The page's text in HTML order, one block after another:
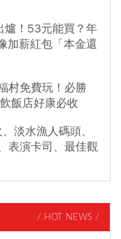
！53元能買？年
加薪紅包「本金還
村免費玩！必勝
飯店好康必收
淡水漁人碼頭、
表演卡司、最佳觀
/ HOT NEWS /